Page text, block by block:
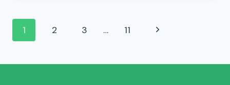
1 2 3 … 11